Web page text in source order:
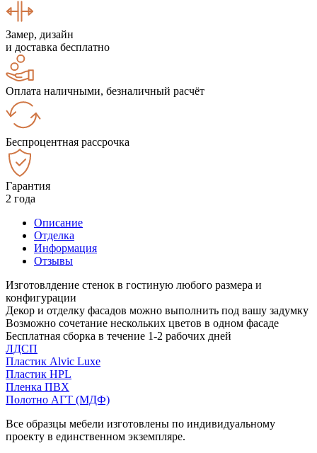
Замер, дизайн
и доставка бесплатно
Оплата наличными, безналичный расчёт
Беспроцентная рассрочка
Гарантия
2 года
Описание
Отделка
Информация
Отзывы
Изготовлдение стенок в гостиную любого размера и
конфигурации
Декор и отделку фасадов можно выполнить под вашу задумку
Возможно сочетание нескольких цветов в одном фасаде
Бесплатная сборка в течение 1-2 рабочих дней
ЛДСП
Пластик Alvic Luxe
Пластик HPL
Пленка ПВХ
Полотно АГТ (МДФ)
Все образцы мебели изготовлены по индивидуальному
проекту в единственном экземпляре.